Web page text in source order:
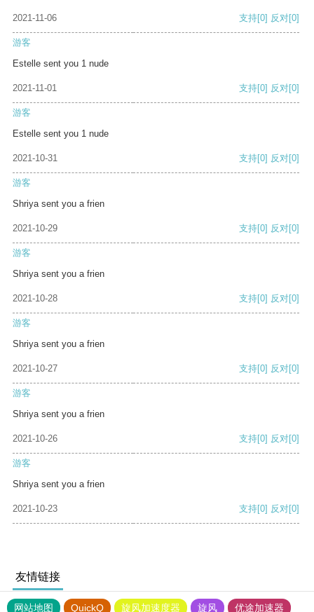
2021-11-06 支持[0] 反对[0]
游客
Estelle sent you 1 nude
2021-11-01 支持[0] 反对[0]
游客
Estelle sent you 1 nude
2021-10-31 支持[0] 反对[0]
游客
Shriya sent you a frien
2021-10-29 支持[0] 反对[0]
游客
Shriya sent you a frien
2021-10-28 支持[0] 反对[0]
游客
Shriya sent you a frien
2021-10-27 支持[0] 反对[0]
游客
Shriya sent you a frien
2021-10-26 支持[0] 反对[0]
游客
Shriya sent you a frien
2021-10-23 支持[0] 反对[0]
友情链接
网站地图 QuickQ 旋风加速度器 旋风 优途加速器